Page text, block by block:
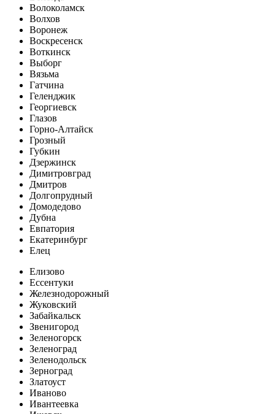
Волоколамск
Волхов
Воронеж
Воскресенск
Воткинск
Выборг
Вязьма
Гатчина
Геленджик
Георгиевск
Глазов
Горно-Алтайск
Грозный
Губкин
Дзержинск
Димитровград
Дмитров
Долгопрудный
Домодедово
Дубна
Евпатория
Екатеринбург
Елец
Елизово
Ессентуки
Железнодорожный
Жуковский
Забайкальск
Звенигород
Зеленогорск
Зеленоград
Зеленодольск
Зерноград
Златоуст
Иваново
Ивантеевка